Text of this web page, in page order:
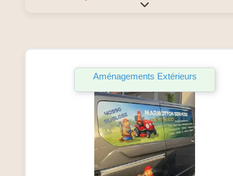
Expand sub-categories
Aménagements Extérieurs